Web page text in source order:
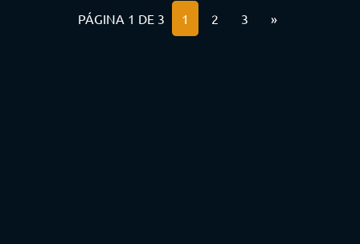
PÁGINA 1 DE 3 1 2 3 »